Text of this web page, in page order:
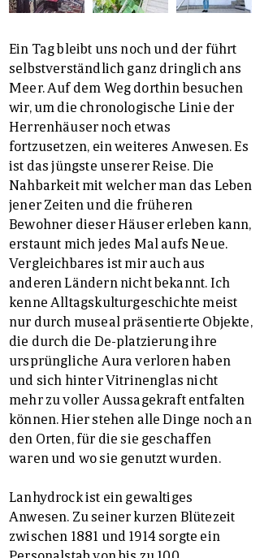
Ein Tag bleibt uns noch und der führt
selbstverständlich ganz dringlich ans
Meer. Auf dem Weg dorthin besuchen
wir, um die chronologische Linie der
Herrenhäuser noch etwas
fortzusetzen, ein weiteres Anwesen. Es
ist das jüngste unserer Reise. Die
Nahbarkeit mit welcher man das Leben
jener Zeiten und die früheren
Bewohner dieser Häuser erleben kann,
erstaunt mich jedes Mal aufs Neue.
Vergleichbares ist mir auch aus
anderen Ländern nicht bekannt. Ich
kenne Alltagskulturgeschichte meist
nur durch museal präsentierte Objekte,
die durch die De-platzierung ihre
ursprüngliche Aura verloren haben
und sich hinter Vitrinenglas nicht
mehr zu voller Aussagekraft entfalten
können. Hier stehen alle Dinge noch an
den Orten, für die sie geschaffen
waren und wo sie genutzt wurden.
Lanhydrock ist ein gewaltiges
Anwesen. Zu seiner kurzen Blütezeit
zwischen 1881 und 1914 sorgte ein
Personalstab von bis zu 100